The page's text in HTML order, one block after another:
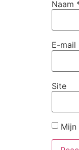
Naam
E-mail
Site